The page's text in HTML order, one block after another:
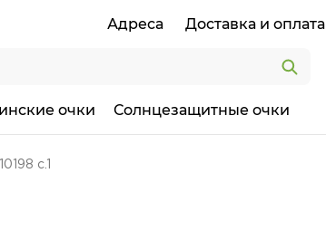
Адреса Доставка и оплата
очки Солнцезащитные очки
c.1